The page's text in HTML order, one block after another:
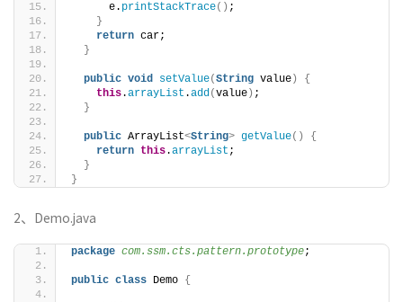
      e.
printStackTrace() ;
}
return car;
}
public void setValue(String value )
{
this.arrayList .add(value ) ;
}
public ArrayList<String> getValue()
{
return this.arrayList ;
}
}
2、Demo.java
package com.ssm.cts.pattern.prototype;
public class Demo {